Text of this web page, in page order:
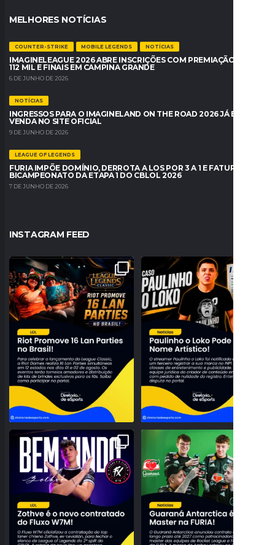
MELHORES NOTÍCIAS
COUNTER-STRIKE MOBILE LEGENDS NOTÍCIAS
IMAGINELEAGUE 2026 ABRE INSCRIÇÕES COM PREMIAÇÃO DE R$
112 MIL E FINAIS EM CAMPINA GRANDE
6 DE JUNHO DE 2026
NOTÍCIAS
INGRESSOS PARA O IMAGINELAND ON THE ROAD 2026 JÁ ESTÃO À
VENDA NO SITE OFICIAL
9 DE JUNHO DE 2026
LEAGUE OF LEGENDS
FURIA IMPÕE DOMÍNIO, DERROTA A LOS POR 3 A 1 E FATURA O
BICAMPEONATO DA ETAPA 1 DO CBLOL 2026
7 DE JUNHO DE 2026
INSTAGRAM FEED
A NOSTALGIA VAI DOMINAR O BRASIL!
RIOT ANUNCIA 16...
28 0
PROBLEMAS NO REGISTRO! PAULINHO
O LOKO PODE PERDER
158
NOVO TOPO NO RIFT! FLUXO W7M
ANUNCIA A CHEGADA DE
95 3
O BRASIL DOMINANDO O SERVIDOR!
GUARANÁ ANTARCTICA
42 0